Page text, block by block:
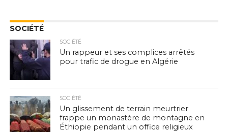
SOCIÉTÉ
SOCIÉTÉ
Un rappeur et ses complices arrêtés
pour trafic de drogue en Algérie
SOCIÉTÉ
Un glissement de terrain meurtrier
frappe un monastère de montagne en
Éthiopie pendant un office religieux